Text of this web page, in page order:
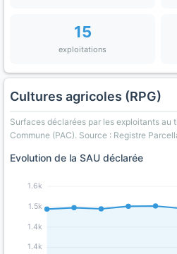
15
exploitations
Cultures agricoles (RPG)
Surfaces déclarées par les exploitants au
Commune (PAC). Source : Registre
Evolution de la SAU déclarée
1.4k
1.4k
1.5k
1.6k